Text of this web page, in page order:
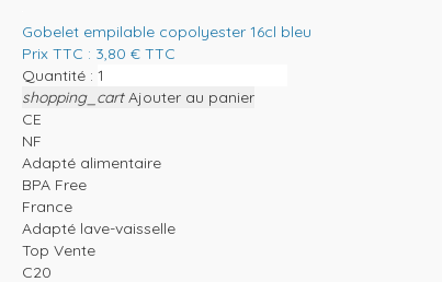
Gobelet empilable copolyester 16cl bleu
Prix TTC : 3,80 € TTC
Quantité :
shopping_cart Ajouter au panier
CE
NF
Adapté alimentaire
BPA Free
France
Adapté lave-vaisselle
Top Vente
C20